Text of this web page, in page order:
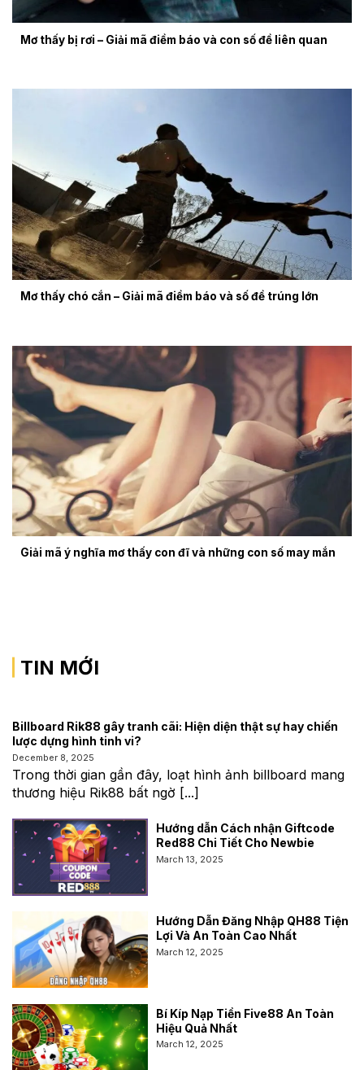
Mơ thấy bị rơi – Giải mã điềm báo và con số đề liên quan
Mơ thấy chó cắn – Giải mã điềm báo và số đề trúng lớn
Giải mã ý nghĩa mơ thấy con đĩ và những con số may mắn
TIN MỚI
Billboard Rik88 gây tranh cãi: Hiện diện thật sự hay chiến
lược dựng hình tinh vi?
December 8, 2025
Trong thời gian gần đây, loạt hình ảnh billboard mang
thương hiệu Rik88 bất ngờ [...]
Hướng dẫn Cách nhận Giftcode
Red88 Chi Tiết Cho Newbie
March 13, 2025
Hướng Dẫn Đăng Nhập QH88 Tiện
Lợi Và An Toàn Cao Nhất
March 12, 2025
Bí Kíp Nạp Tiền Five88 An Toàn
Hiệu Quả Nhất
March 12, 2025